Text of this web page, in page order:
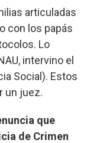
articuladas
con los papás
Lo
intervino el
Social). Estos
un juez.
que
de Crimen